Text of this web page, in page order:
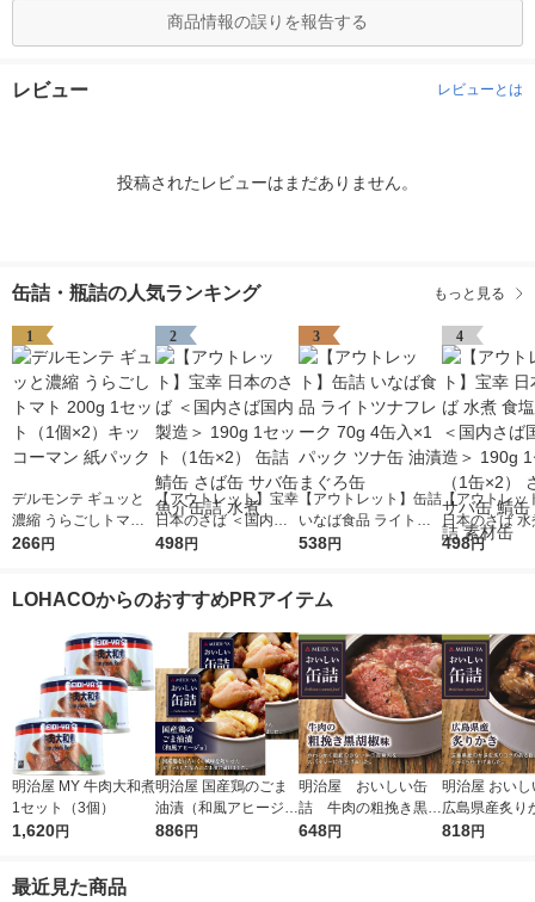
商品情報の誤りを報告する
レビュー レビューとは
投稿されたレビューはまだありません。
缶詰・瓶詰の人気ランキング もっと見る
1
デルモンテ ギュッと
濃縮 うらごしトマト
200g 1セット（1個×
266円
2
【アウトレット】宝幸
日本のさば ＜国内さ
ば国内製造＞ 190g 1
介缶詰 水煮
498円
3
【アウトレット】缶詰
いなば食品 ライトツ
ナフレーク 70g 4缶入
538円
4
【アウトレッ
日本のさば
不使用 ＜国内
498円
LOHACOからのおすすめPRアイテム
明治屋 MY 牛肉大和煮
1セット（3個）
1,620円
明治屋 国産鶏のごま
油漬（和風アヒージ
ョ） 1セット（2缶）
886円
明治屋 おいしい缶
詰 牛肉の粗挽き黒胡
椒味 1缶
648円
明治屋 おいし
広島県産炙り
525 1缶
818円
最近見た商品